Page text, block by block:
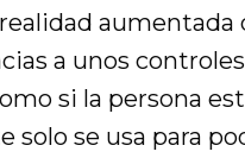
a unos
si la persona
solo se usa para